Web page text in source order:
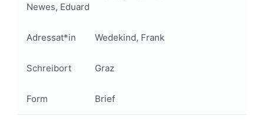
Newes, Eduard
Adressat*in Wedekind, Frank
Schreibort Graz
Form Brief